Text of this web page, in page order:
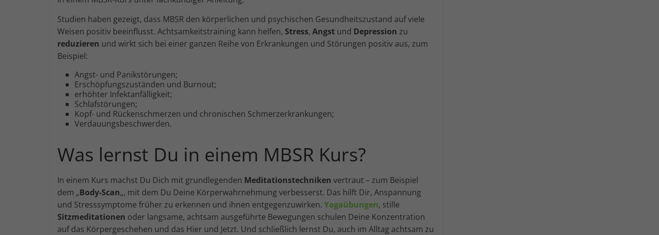
Studien haben gezeigt, dass MBSR den körperlichen und psychischen Gesundheitszustand auf viele
Weisen positiv beeinflusst. Achtsamkeitstraining kann helfen, Stress, Angst und Depression zu
reduzieren und wirkt sich bei einer ganzen Reihe von Erkrankungen und Störungen positiv aus, zum
Beispiel:
Angst- und Panikstörungen;
Erschöpfungszuständen und Burnout;
erhöhter Infektanfälligkeit;
Schlafstörungen;
Kopf- und Rückenschmerzen und chronischen Schmerzerkrankungen;
Verdauungsbeschwerden.
Was lernst Du in einem MBSR Kurs?
In einem Kurs machst Du Dich mit grundlegenden Meditationstechniken vertraut – zum Beispiel
dem „Body-Scan„, mit dem Du Deine Körperwahrnehmung verbesserst. Das hilft Dir, Anspannung
und Stresssymptome früher zu erkennen und ihnen entgegenzuwirken. Yogaübungen, stille
Sitzmeditationen oder langsame, achtsam ausgeführte Bewegungen schulen Deine Konzentration
auf das Körpergeschehen und das Hier und Jetzt. Und schließlich lernst Du, auch im Alltag achtsam zu